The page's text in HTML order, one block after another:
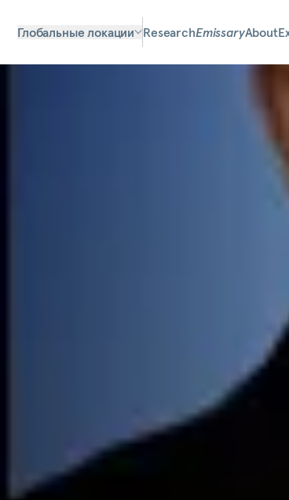
Глобальные локации ResearchEmissaryAbout